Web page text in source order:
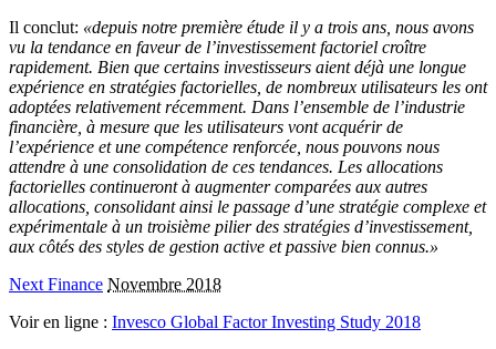
Il conclut: «depuis notre première étude il y a trois ans, nous avons
vu la tendance en faveur de l’investissement factoriel croître
rapidement. Bien que certains investisseurs aient déjà une longue
expérience en stratégies factorielles, de nombreux utilisateurs les ont
adoptées relativement récemment. Dans l’ensemble de l’industrie
financière, à mesure que les utilisateurs vont acquérir de
l’expérience et une compétence renforcée, nous pouvons nous
attendre à une consolidation de ces tendances. Les allocations
factorielles continueront à augmenter comparées aux autres
allocations, consolidant ainsi le passage d’une stratégie complexe et
expérimentale à un troisième pilier des stratégies d’investissement,
aux côtés des styles de gestion active et passive bien connus.»
Next Finance Novembre 2018
Voir en ligne : Invesco Global Factor Investing Study 2018